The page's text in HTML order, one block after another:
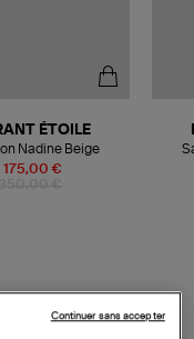
175,00 €
ÉTOILE
Nadine Beige
Continuer sans accepter